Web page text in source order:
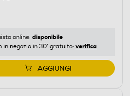
online: disponibile
in negozio in 30' gratuito: verifica
AGGIUNGI